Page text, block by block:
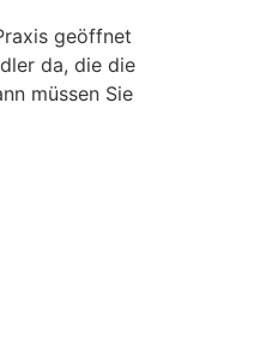
geöffnet
da, die die
müssen Sie